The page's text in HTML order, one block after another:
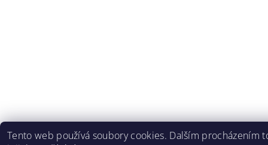
Tento web používá soubory cookies. Dalším procházením